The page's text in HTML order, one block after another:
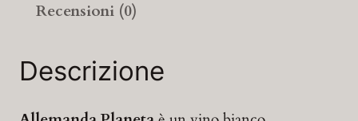
Recensioni (0)
Descrizione